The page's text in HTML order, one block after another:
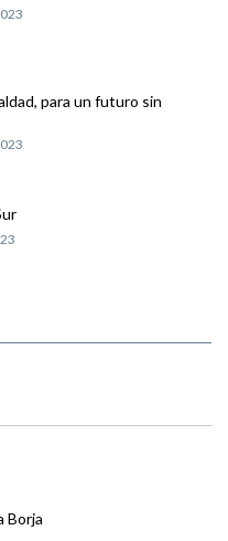
para un futuro sin
Borja